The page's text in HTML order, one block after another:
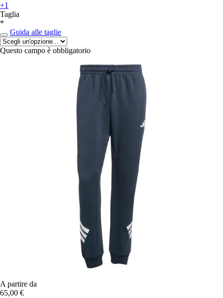
+1
Taglia
*
Guida alle taglie
Questo campo è obbligatorio
A partire da
65,00 €